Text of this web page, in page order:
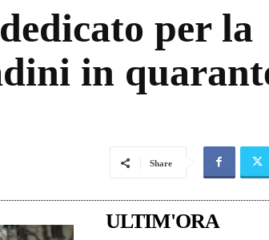
per la
in
Share
ULTIM'ORA